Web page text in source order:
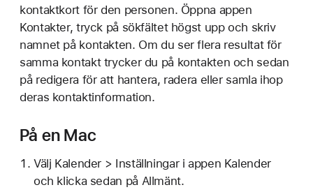
kontaktkort för den personen. Öppna appen
Kontakter, tryck på sökfältet högst upp och skriv
namnet på kontakten. Om du ser flera resultat för
samma kontakt trycker du på kontakten och sedan
på redigera för att hantera, radera eller samla ihop
deras kontaktinformation.
På en Mac
Välj Kalender > Inställningar i appen Kalender
och klicka sedan på Allmänt.